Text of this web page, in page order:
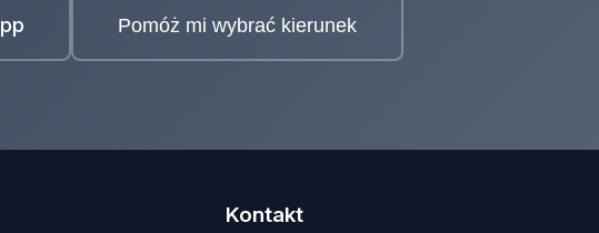
Pomóż mi wybrać kierunek
Kontakt